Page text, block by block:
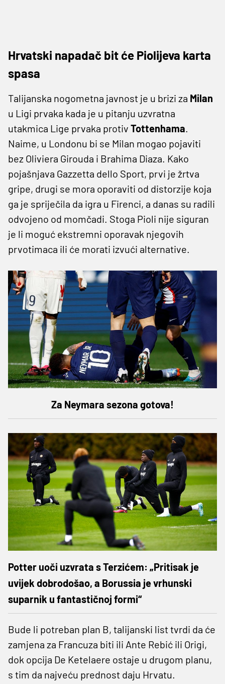
Hrvatski napadač bit će Piolijeva karta
spasa
Talijanska nogometna javnost je u brizi za Milan
u Ligi prvaka kada je u pitanju uzvratna
utakmica Lige prvaka protiv Tottenhama
Naime, u Londonu bi se Milan mogao pojaviti
bez Oliviera Girouda i Brahima Diaza. Kako
pojašnjava Gazzetta dello Sport, prvi je žrtva
gripe, drugi se mora oporaviti od distorzije koja
ga je spriječila da igra u Firenci, a danas su radili
odvojeno od momčadi. Stoga Pioli nije siguran
je li moguć ekstremni oporavak njegovih
prvotimaca ili će morati izvući alternative.
Za Neymara sezona gotova!
Potter uoči uzvrata s Terzićem: „Pritisak je
uvijek dobrodošao, a Borussia je vrhunski
suparnik u fantastičnoj formi“
Bude li potreban plan B, talijanski list tvrdi da će
zamjena za Francuza biti ili Ante Rebić ili Origi,
dok opcija De Ketelaere ostaje u drugom planu,
s tim da najveću prednost daju Hrvatu.